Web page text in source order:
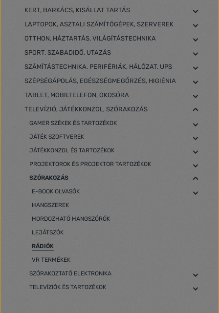
KERT, BARKÁCS, KISÁLLAT TARTÁS
LAPTOPOK, ASZTALI SZÁMÍTÓGÉPEK, SZERVEREK
OTTHON, HÁZTARTÁS, VILÁGÍTÁSTECHNIKA
SPORT, SZABADIDŐ, UTAZÁS
SZÁMÍTÁSTECHNIKA, PERIFÉRIÁK, HÁLÓZAT, UPS
SZÉPSÉGÁPOLÁS, EGÉSZSÉGMEGŐRZÉS, HIGIÉNIA
TABLET, MOBILTELEFON, OKOSÓRA
TELEVÍZIÓ, JÁTÉKKONZOL, SZÓRAKOZÁS
GAMER SZÉKEK ÉS TARTOZÉKOK
JÁTÉK SZOFTVEREK
JÁTÉKKONZOL ÉS TARTOZÉKOK
PROJEKTOROK ÉS PROJEKTOR TARTOZÉKOK
SZÓRAKOZÁS
E-BOOK OLVASÓK
HANGSZEREK
HORDOZHATÓ HANGSZÓRÓK
LEJÁTSZÓK
RÁDIÓK
VR TERMÉKEK
SZÓRAKOZTATÓ ELEKTRONIKA
TELEVÍZIÓK ÉS TARTOZÉKOK